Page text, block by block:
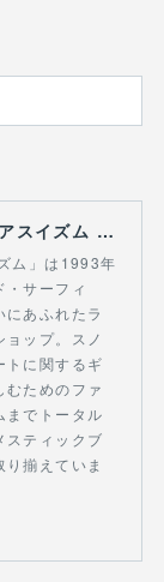
【Curious Ism】 キュリアスイズム l スノーボードショップ サーフショップ 福島県 会津若松市 郡山市 通販
ム」は1993年
サーフィ
あふれたラ
ップ。スノ
トに関するギ
むためのファ
までトータル
スティックブ
揃えていま